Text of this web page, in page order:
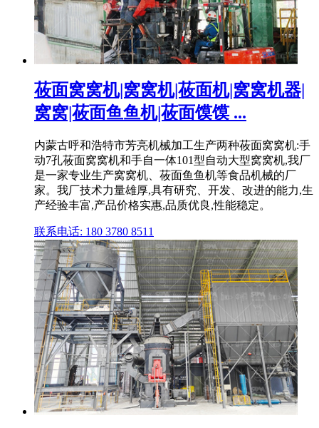
莜面窝窝机|窝窝机|莜面机|窝窝机器|
窝窝|莜面鱼鱼机|莜面馍馍 ...
内蒙古呼和浩特市芳亮机械加工生产两种莜面窝窝机:手
动7孔莜面窝窝机和手自一体101型自动大型窝窝机,我厂
是一家专业生产窝窝机、莜面鱼鱼机等食品机械的厂
家。我厂技术力量雄厚,具有研究、开发、改进的能力,生
产经验丰富,产品价格实惠,品质优良,性能稳定。
联系电话: 180 3780 8511